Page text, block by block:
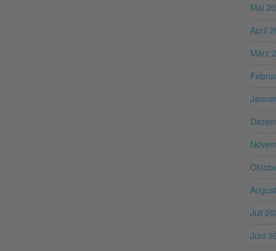
Mai
April
März
Juli
Juni